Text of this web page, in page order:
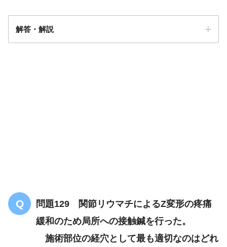
解答・解説
問題129 関節リウマチによるZ変形の疼痛
緩和のため局所への接触鍼を行った。
施術部位の経穴として最も適切なのはどれ